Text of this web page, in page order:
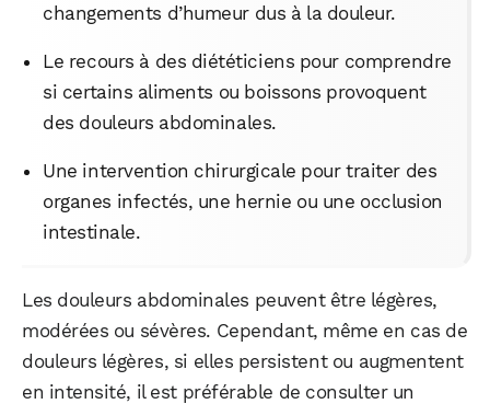
changements d’humeur dus à la douleur.
Le recours à des diététiciens pour comprendre
si certains aliments ou boissons provoquent
des douleurs abdominales.
Une intervention chirurgicale pour traiter des
organes infectés, une hernie ou une occlusion
intestinale.
Les douleurs abdominales peuvent être légères,
modérées ou sévères. Cependant, même en cas de
douleurs légères, si elles persistent ou augmentent
en intensité, il est préférable de consulter un